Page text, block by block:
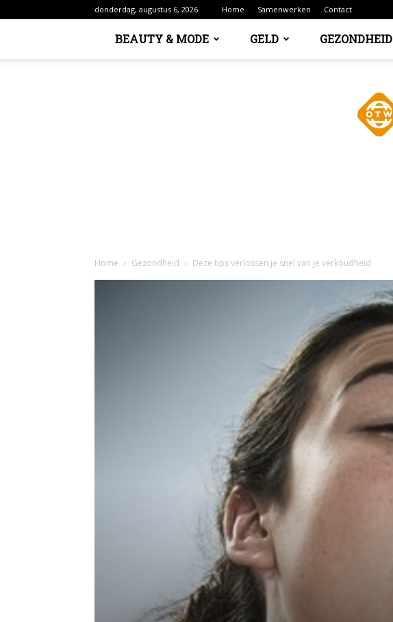
donderdag, augustus 6, 2026 Home Samenwerken Contact
BEAUTY & MODE GELD GEZONDHEID
Home Gezondheid Deze tips verlossen je snel van je verkoudheid